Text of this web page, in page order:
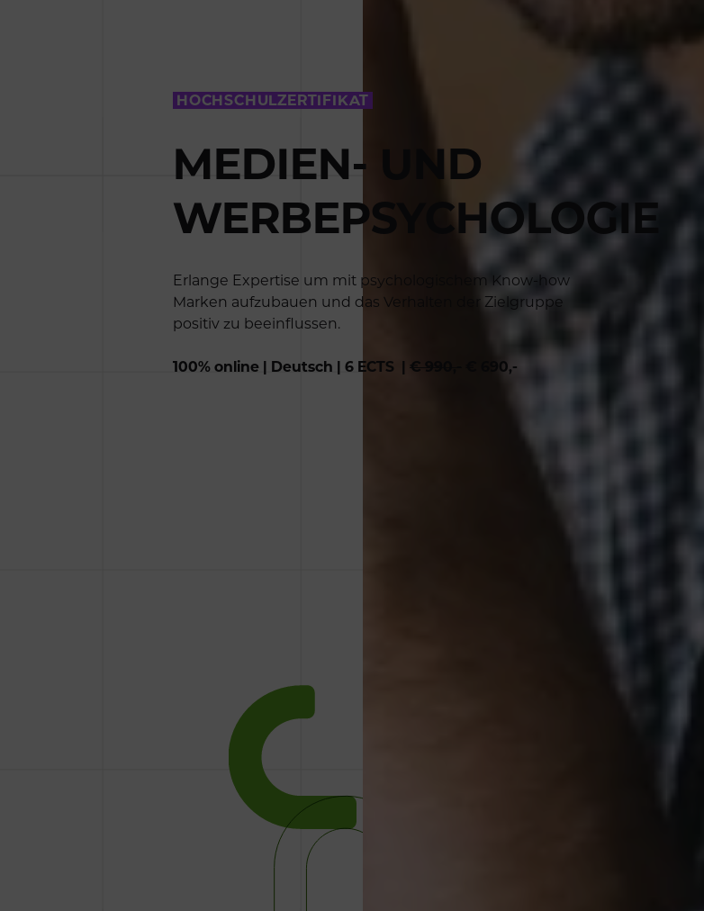
HOCHSCHULZERTIFIKAT
MEDIEN- UND
WERBEPSYCHOLOGIE
Erlange Expertise um mit psychologischem Know-how
Marken aufzubauen und das Verhalten der Zielgruppe
positiv zu beeinflussen.
100% online | Deutsch | 6 ECTS | € 990,- € 690,-